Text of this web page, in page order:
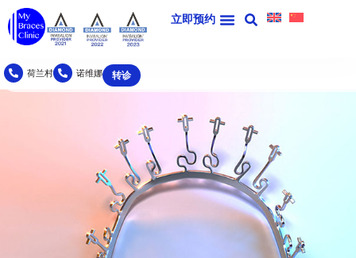
立即预约
荷兰村 诺维娜 转诊
BRAVA 舌侧牙套（由 BRIUS 提供）​